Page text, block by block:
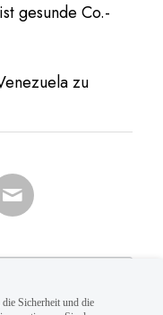
gesunde Co.-
zu
Sicherheit und die